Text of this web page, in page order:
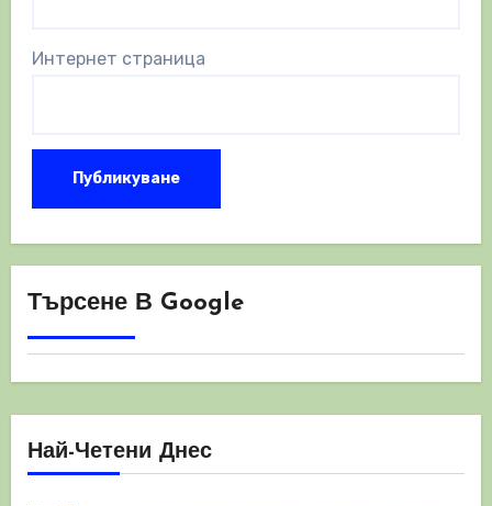
Интернет страница
Търсене В Google
Най-Четени Днес